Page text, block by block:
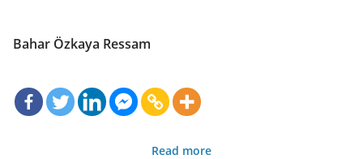
Bahar Özkaya Ressam
Read more